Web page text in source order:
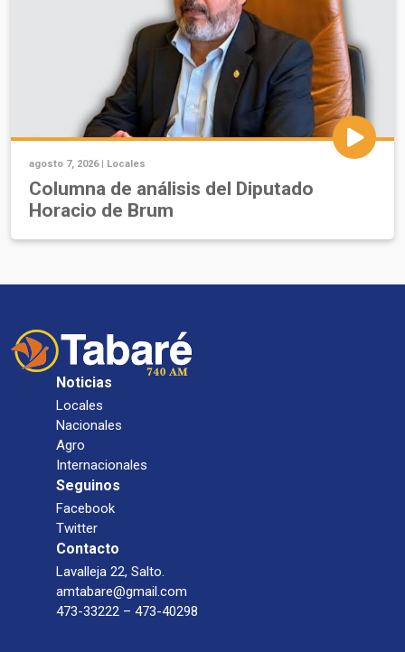
agosto 7, 2026 | Locales
Columna de análisis del Diputado
Horacio de Brum
Noticias
Locales
Nacionales
Agro
Internacionales
Seguinos
Facebook
Twitter
Contacto
Lavalleja 22, Salto.
amtabare@gmail.com
473-33222 – 473-40298